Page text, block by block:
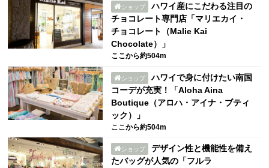
ショップ
ハワイ産にこだわる注目の
チョコレート専門店「マリエカイ・
チョコレート（Malie Kai
Chocolate）」
ここから約504m
ショップ
ハワイで身に付けたい南国
コーデが充実！「Aloha Aina
Boutique（アロハ・アイナ・ブティ
ック）」
ここから約504m
ショップ
デザイン性と機能性を備え
たバッグが人気の「フルラ